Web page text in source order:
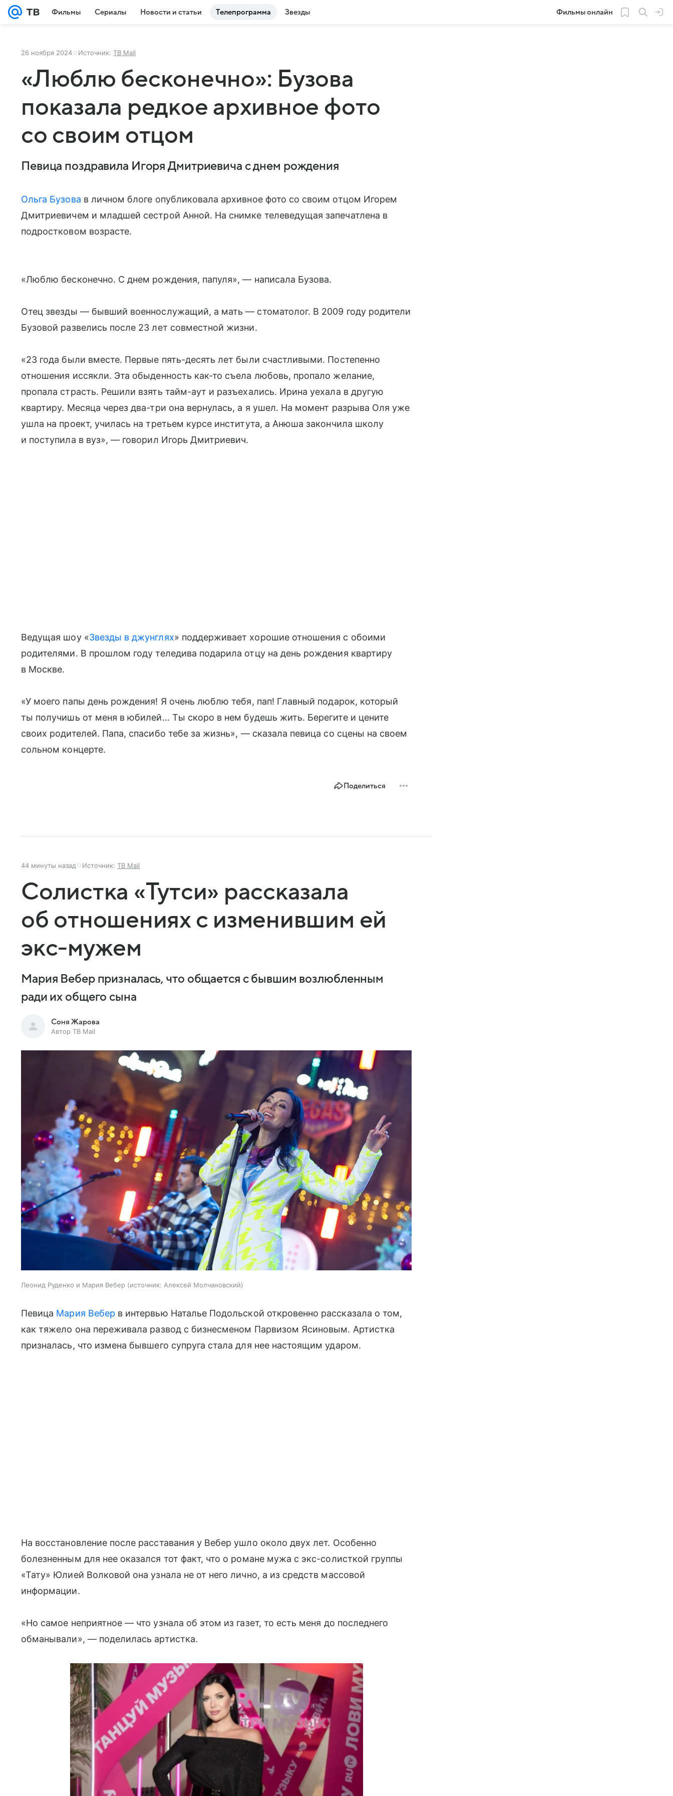
Фильмы Сериалы Новости и статьи Телепрограмма Звезды Фильмы онлайн
26 ноября 2024 Источник: ТВ Mail
«Люблю бесконечно»: Бузова
показала редкое архивное фото
со своим отцом
Певица поздравила Игоря Дмитриевича с днем рождения
Ольга Бузова в личном блоге опубликовала архивное фото со своим отцом Игорем
Дмитриевичем и младшей сестрой Анной. На снимке телеведущая запечатлена в
подростковом возрасте.
«Люблю бесконечно. С днем рождения, папуля», — написала Бузова.
Отец звезды — бывший военнослужащий, а мать — стоматолог. В 2009 году родители
Бузовой развелись после 23 лет совместной жизни.
«23 года были вместе. Первые пять-десять лет были счастливыми. Постепенно
отношения иссякли. Эта обыденность как-то съела любовь, пропало желание,
пропала страсть. Решили взять тайм-аут и разъехались. Ирина уехала в другую
квартиру. Месяца через два-три она вернулась, а я ушел. На момент разрыва Оля уже
ушла на проект, училась на третьем курсе института, а Анюша закончила школу
и поступила в вуз», — говорил Игорь Дмитриевич.
Ведущая шоу «Звезды в джунглях» поддерживает хорошие отношения с обоими
родителями. В прошлом году теледива подарила отцу на день рождения квартиру
в Москве.
«У моего папы день рождения! Я очень люблю тебя, пап! Главный подарок, который
ты получишь от меня в юбилей… Ты скоро в нем будешь жить. Берегите и цените
своих родителей. Папа, спасибо тебе за жизнь», — сказала певица со сцены на своем
сольном концерте.
Поделиться
44 минуты назад Источник: ТВ Mail
Солистка «Тутси» рассказала
об отношениях с изменившим ей
экс-мужем
Мария Вебер призналась, что общается с бывшим возлюбленным
ради их общего сына
Соня Жарова
Автор ТВ Mail
Леонид Руденко и Мария Вебер источник: Алексей Молчановский
Певица Мария Вебер в интервью Наталье Подольской откровенно рассказала о том,
как тяжело она переживала развод с бизнесменом Парвизом Ясиновым. Артистка
призналась, что измена бывшего супруга стала для нее настоящим ударом.
На восстановление после расставания у Вебер ушло около двух лет. Особенно
болезненным для нее оказался тот факт, что о романе мужа с экс-солисткой группы
«Тату» Юлией Волковой она узнала не от него лично, а из средств массовой
информации.
«Но самое неприятное — что узнала об этом из газет, то есть меня до последнего
обманывали», — поделилась артистка.